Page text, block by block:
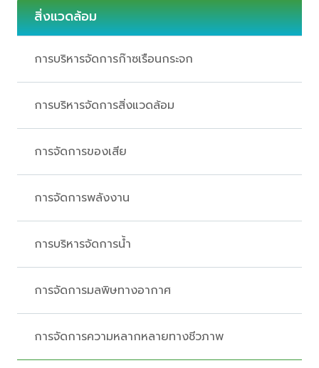
สิ่งแวดล้อม
การบริหารจัดการก๊าซเรือนกระจก
การบริหารจัดการสิ่งแวดล้อม
การจัดการของเสีย
การจัดการพลังงาน
การบริหารจัดการน้ำ
การจัดการมลพิษทางอากาศ
การจัดการความหลากหลายทางชีวภาพ